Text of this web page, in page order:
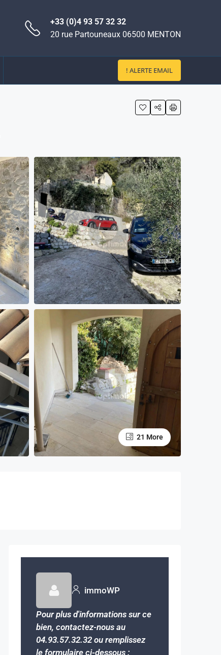
+33 (0)4 93 57 32 32
20 rue Partouneaux 06500 MENTON
! ALERTE EMAIL
21 More
immoWP